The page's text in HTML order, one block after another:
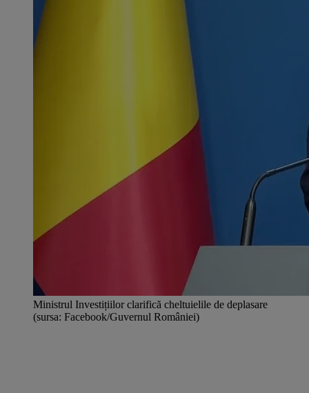
Ministrul Investițiilor clarifică cheltuielile de deplasare
(sursa: Facebook/Guvernul României)